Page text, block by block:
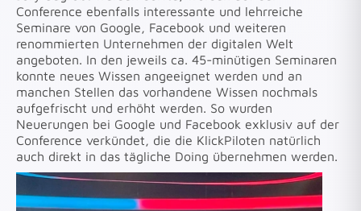
Conference ebenfalls interessante und lehrreiche
Seminare von Google, Facebook und weiteren
renommierten Unternehmen der digitalen Welt
angeboten. In den jeweils ca. 45-minütigen Seminaren
konnte neues Wissen angeeignet werden und an
manchen Stellen das vorhandene Wissen nochmals
aufgefrischt und erhöht werden. So wurden
Neuerungen bei Google und Facebook exklusiv auf der
Conference verkündet, die die KlickPiloten natürlich
auch direkt in das tägliche Doing übernehmen werden.